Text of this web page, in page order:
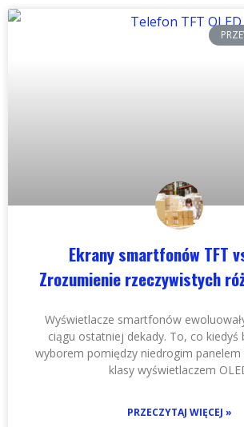
Ekrany smartfonów TFT
Zrozumienie rzeczywistych
Wyświetlacze smartfonów
ciągu ostatniej dekady. To, co kiedyś
wyborem pomiędzy niedrogim panelem
klasy wyświetlaczem
PRZECZYTAJ WIĘCEJ »